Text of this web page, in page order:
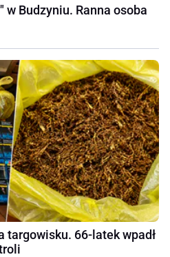
w Budzyniu. Ranna osoba
targowisku. 66-latek wpadł